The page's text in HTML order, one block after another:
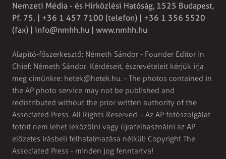
Nemzeti Média - és Hírközlési Hatóság, 1525 Budapest,
Pf. 75. | +36 1 457 7100 (telefon) | +36 1 356 5520
(fax) | info@nmhh.hu | www.nmhh.hu
Alapító-főszerkesztő: Németh Sándor - Founder Editor in
Chief: Németh Sándor. Kérdéseit, észrevételeit kérjük írja
meg címünkre: hetek@hetek.hu. - The photos contained in
the AP photo service may not be published and
redistributed without the prior written authority of the
Associated Press. All Rights Reserved. - Az AP fotószolgálat
fotóit nem lehet leközölni vagy újrafelhasználni az AP
előzetes írásbeli felhatalmazása nélkül! Copyright The
Associated Press - minden jog fenntartva!